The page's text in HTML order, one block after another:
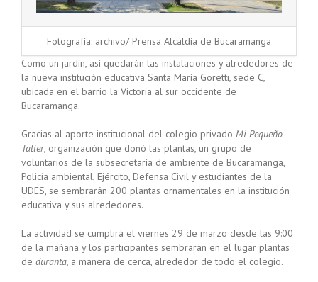
Fotografía: archivo/ Prensa Alcaldía de Bucaramanga
Como un jardín, así quedarán las instalaciones y alrededores de
la nueva institución educativa Santa María Goretti, sede C,
ubicada en el barrio la Victoria al sur occidente de
Bucaramanga.
Gracias al aporte institucional del colegio privado Mi Pequeño
Taller, organización que donó las plantas, un grupo de
voluntarios de la subsecretaría de ambiente de Bucaramanga,
Policía ambiental, Ejército, Defensa Civil y estudiantes de la
UDES, se sembrarán 200 plantas ornamentales en la institución
educativa y sus alrededores.
La actividad se cumplirá el viernes 29 de marzo desde las 9:00
de la mañana y los participantes sembrarán en el lugar plantas
de duranta, a manera de cerca, alrededor de todo el colegio.